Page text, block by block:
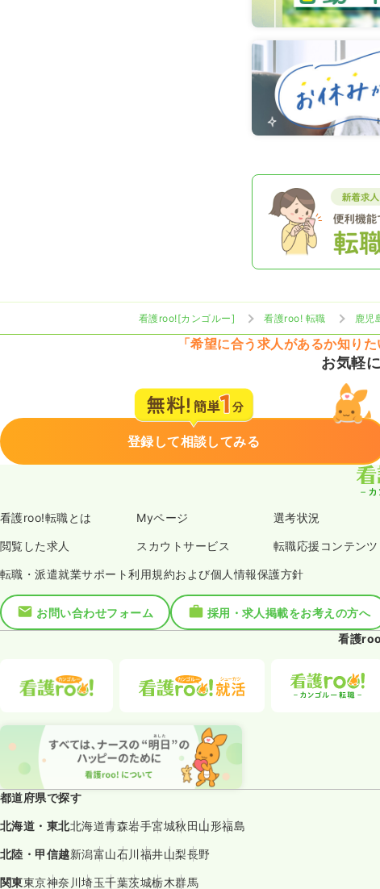
看護roo![カンゴルー] 看護roo! 転職 鹿児
「希望に合う求人があるか知り
お気軽
登録して相談してみる
看護roo!転職とは Myページ 選考状況
閲覧した求人 スカウトサービス 転職応援コンテンツ
転職・派遣就業サポート利用規約および個人情報保護方針
お問い合わせフォーム
採用・求人掲載をお考えの方へ
看護
都道府県で探す
北海道・東北北海道青森岩手宮城秋田山形福島
北陸・甲信越新潟富山石川福井山梨長野
関東東京神奈川埼玉千葉茨城栃木群馬